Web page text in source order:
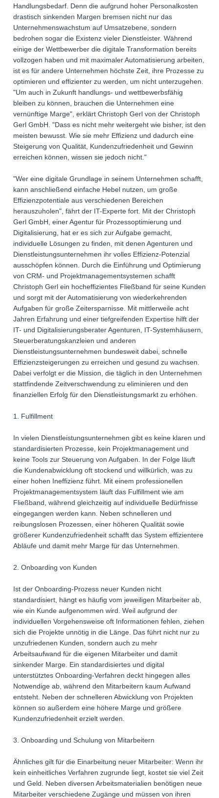
Handlungsbedarf. Denn die aufgrund hoher Personalkosten
drastisch sinkenden Margen bremsen nicht nur das
Unternehmenswachstum auf Umsatzebene, sondern
bedrohen sogar die Existenz vieler Dienstleister. Während
einige der Wettbewerber die digitale Transformation bereits
vollzogen haben und mit maximaler Automatisierung arbeiten,
ist es für andere Unternehmen höchste Zeit, ihre Prozesse zu
optimieren und effizienter zu werden, um nicht unterzugehen.
"Um auch in Zukunft handlungs- und wettbewerbsfähig
bleiben zu können, brauchen die Unternehmen eine
vernünftige Marge", erklärt Christoph Gerl von der Christoph
Gerl GmbH. "Dass es nicht mehr weitergeht wie bisher, ist den
meisten bewusst. Wie sie mehr Effizienz und dadurch eine
Steigerung von Qualität, Kundenzufriedenheit und Gewinn
erreichen können, wissen sie jedoch nicht."
"Wer eine digitale Grundlage in seinem Unternehmen schafft,
kann anschließend einfache Hebel nutzen, um große
Effizienzpotentiale aus verschiedenen Bereichen
herauszuholen", fährt der IT-Experte fort. Mit der Christoph
Gerl GmbH, einer Agentur für Prozessoptimierung und
Digitalisierung, hat er es sich zur Aufgabe gemacht,
individuelle Lösungen zu finden, mit denen Agenturen und
Dienstleistungsunternehmen ihr volles Effizienz-Potenzial
ausschöpfen können. Durch die Einführung und Optimierung
von CRM- und Projektmanagementsystemen schafft
Christoph Gerl ein hocheffizientes Fließband für seine Kunden
und sorgt mit der Automatisierung von wiederkehrenden
Aufgaben für große Zeitersparnisse. Mit mittlerweile acht
Jahren Erfahrung und einer tiefgreifenden Expertise hilft der
IT- und Digitalisierungsberater Agenturen, IT-Systemhäusern,
Steuerberatungskanzleien und anderen
Dienstleistungsunternehmen bundesweit dabei, schnelle
Effizienzsteigerungen zu erreichen und gesund zu wachsen.
Dabei verfolgt er die Mission, die täglich in den Unternehmen
stattfindende Zeitverschwendung zu eliminieren und den
finanziellen Erfolg für den Dienstleistungsmarkt zu erhöhen.
1. Fulfillment
In vielen Dienstleistungsunternehmen gibt es keine klaren und
standardisierten Prozesse, kein Projektmanagement und
keine Tools zur Steuerung von Aufgaben. In der Folge läuft
die Kundenabwicklung oft stockend und willkürlich, was zu
einer hohen Ineffizienz führt. Mit einem professionellen
Projektmanagementsystem läuft das Fulfillment wie am
Fließband, während gleichzeitig auf individuelle Bedürfnisse
eingegangen werden kann. Neben schnelleren und
reibungslosen Prozessen, einer höheren Qualität sowie
größerer Kundenzufriedenheit schafft das System effizientere
Abläufe und damit mehr Marge für das Unternehmen.
2. Onboarding von Kunden
Ist der Onboarding-Prozess neuer Kunden nicht
standardisiert, hängt es häufig vom jeweiligen Mitarbeiter ab,
wie ein Kunde aufgenommen wird. Weil aufgrund der
individuellen Vorgehensweise oft Informationen fehlen, ziehen
sich die Projekte unnötig in die Länge. Das führt nicht nur zu
unzufriedenen Kunden, sondern auch zu mehr
Arbeitsaufwand für die eigenen Mitarbeiter und damit
sinkender Marge. Ein standardisiertes und digital
unterstütztes Onboarding-Verfahren deckt hingegen alles
Notwendige ab, während den Mitarbeitern kaum Aufwand
entsteht. Neben der schnelleren Abwicklung von Projekten
können so außerdem eine höhere Marge und größere
Kundenzufriedenheit erzielt werden.
3. Onboarding und Schulung von Mitarbeitern
Ähnliches gilt für die Einarbeitung neuer Mitarbeiter: Wenn ihr
kein einheitliches Verfahren zugrunde liegt, kostet sie viel Zeit
und Geld. Neben diversen Arbeitsmaterialien benötigen neue
Mitarbeiter verschiedene Zugänge und müssen von ihren